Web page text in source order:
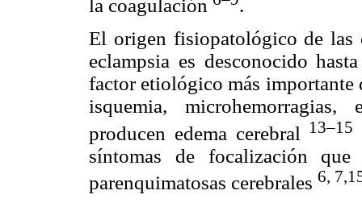
la coagulación
.
El origen fisiopatológico de las
eclampsia es desconocido
factor etiológico más importante
isquemia, microhemorragias,
producen edema cerebral
13–15
síntomas de focalización
parenquimatosas cerebrales 6,